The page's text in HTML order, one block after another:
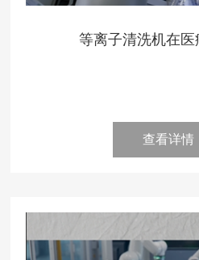
等离子清洗机在医
查看详情